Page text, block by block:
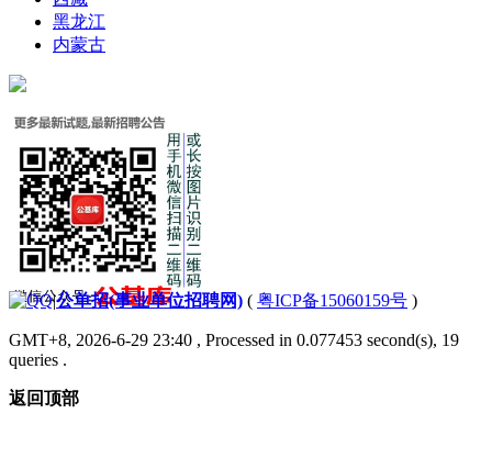
黑龙江
内蒙古
|公单招(事业单位招聘网) ( 粤ICP备15060159号 )
GMT+8, 2026-6-29 23:40 , Processed in 0.077453 second(s), 19
queries .
返回顶部